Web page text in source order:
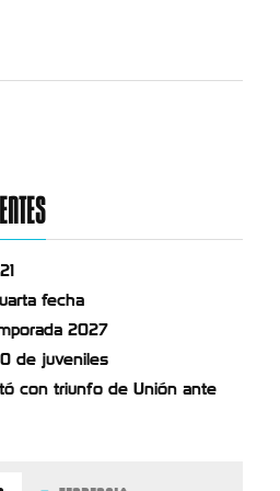
fecha
2027
de juveniles
con triunfo de Unión ante